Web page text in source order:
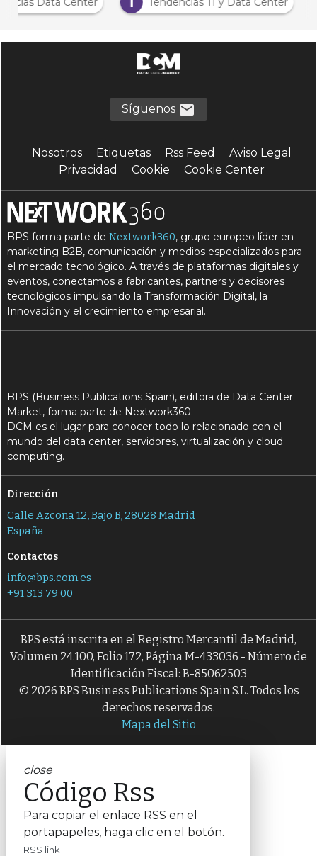
Síguenos
Nosotros Etiquetas Rss Feed
Aviso Legal
Privacidad
Cookie Cookie Center
BPS forma parte deNextwork360, grupo europeo líder en
marketing B2B, comunicación y medios especializados para
el mercado tecnológico. A través de plataformas digitales y
eventos, conectamos a fabricantes, partners y decisores
tecnológicos impulsando la Transformación Digital, la
Innovación y el crecimiento empresarial.
BPS (Business Publications Spain), editora de Data Center
Market, forma parte de Nextwork360.
DCM es el lugar para conocer todo lo relacionado con el
mundo del data center, servidores, virtualización y cloud
computing.
Dirección
Calle Azcona 12, Bajo B, 28028 Madrid
España
Contactos
info@bps.com.es
+91 313 79 00
BPS está inscrita en el Registro Mercantil de Madrid,
Volumen 24.100, Folio 172, Página M-433036 - Número de
Identificación Fiscal: B-85062503
© 2026 BPS Business Publications Spain S.L. Todos los
derechos reservados.
Mapa del Sitio
close
Código Rss
Para copiar el enlace RSS en el
portapapeles, haga clic en el botón.
RSS link